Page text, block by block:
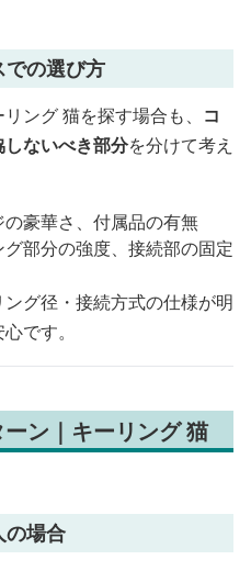
の選び方
ング 猫を探す場合も、 コ
ないべき部分を分けて考え
豪華さ、付属品の有無
グ部分の強度、接続部の固定
グ径・接続方式の仕様が明
です。
ン｜キーリング 猫
の場合